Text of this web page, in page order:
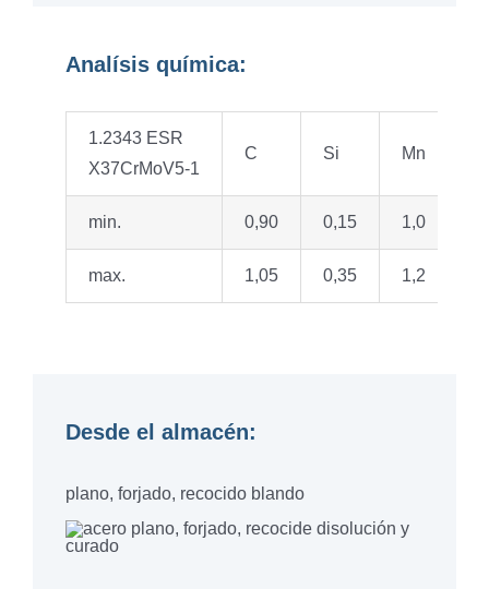
Analísis química:
1.2343 ESR
X37CrMoV5-1
C Si Mn
min. 0,90 0,15 1,0
max. 1,05 0,35 1,2
Desde el almacén:
plano, forjado, recocido blando